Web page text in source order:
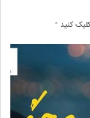
کنید “